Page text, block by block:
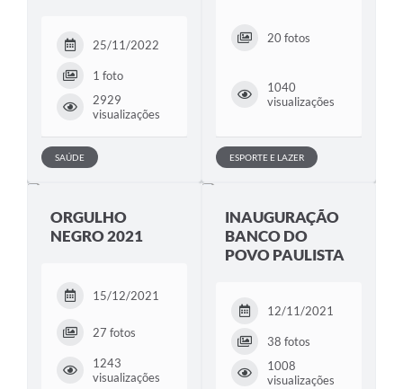
HISTÓRICO - ADM
Relação de Cargos e Salários
Galeria de Fotos
Audiências Públicas
Telefones Úteis
25/11/2022
1 foto
2929
visualizações
SAÚDE
20 fotos
1040
visualizações
ESPORTE E LAZER
ORGULHO
NEGRO 2021
15/12/2021
27 fotos
1243
visualizações
INAUGURAÇÃO
BANCO DO
POVO PAULISTA
12/11/2021
38 fotos
1008
visualizações